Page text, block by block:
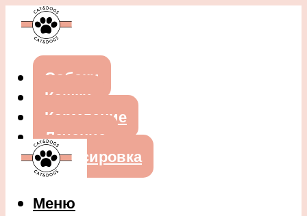
Собаки
Кошки
Кормление
Лечение
Дрессировка
Меню